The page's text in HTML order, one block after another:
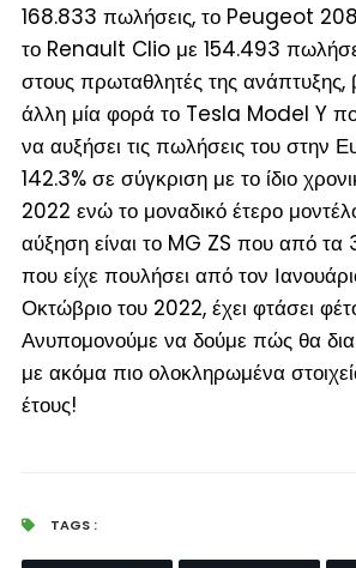
168.833 πωλήσεις, το Peugeot
το Renault Clio με 154.493
στους πρωταθλητές της ανάπτυξης,
άλλη μία φορά το Tesla Model Y
να αυξήσει τις πωλήσεις του στην
142.3% σε σύγκριση με το ίδιο
2022 ενώ το μοναδικό έτερο
αύξηση είναι το MG ZS που από τα
που είχε πουλήσει από τον
Οκτώβριο του 2022, έχει φτάσει
Ανυπομονούμε να δούμε πώς θα
με ακόμα πιο ολοκληρωμένα
έτους!
TAGS :